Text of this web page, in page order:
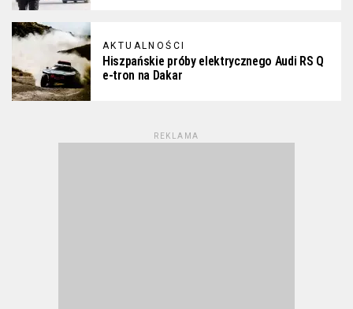
AKTUALNOŚCI
Hiszpańskie próby elektrycznego Audi RS Q
e-tron na Dakar
REKLAMA